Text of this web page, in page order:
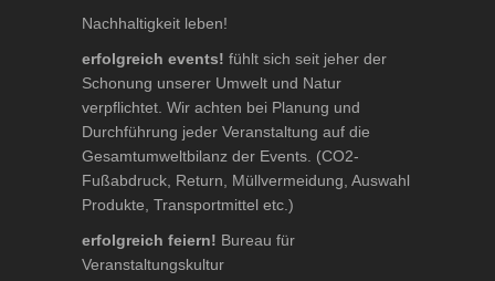
Nachhaltigkeit leben!
erfolgreich events! fühlt sich seit jeher der
Schonung unserer Umwelt und Natur
verpflichtet. Wir achten bei Planung und
Durchführung jeder Veranstaltung auf die
Gesamtumweltbilanz der Events. (CO2-
Fußabdruck, Return, Müllvermeidung, Auswahl
Produkte, Transportmittel etc.)
erfolgreich feiern! Bureau für
Veranstaltungskultur